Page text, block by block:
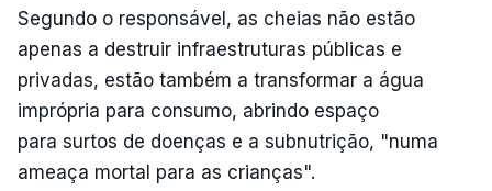
Segundo o responsável, as cheias não estão
apenas a destruir infraestruturas públicas e
privadas, estão também a transformar a água
imprópria para consumo, abrindo espaço
para surtos de doenças e a subnutrição, "numa
ameaça mortal para as crianças".